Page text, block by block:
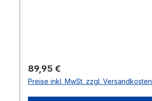
Regulärer Preis:
89,95 €
Preise inkl. MwSt. zzgl. Versandkosten